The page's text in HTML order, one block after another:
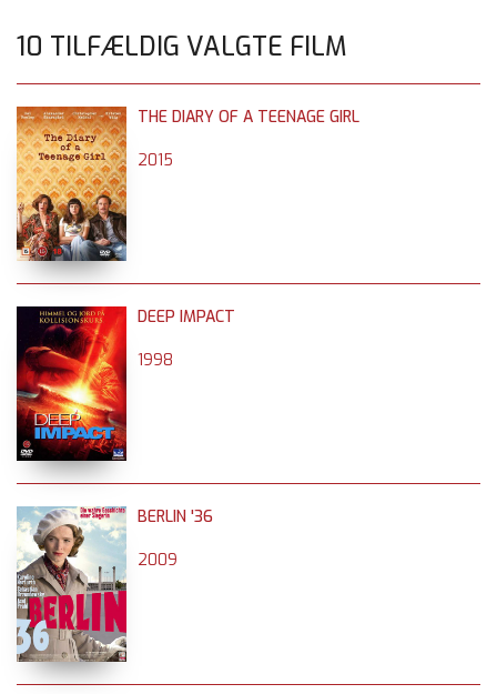
10 TILFÆLDIG VALGTE FILM
THE DIARY OF A TEENAGE GIRL
2015
DEEP IMPACT
1998
BERLIN '36
2009